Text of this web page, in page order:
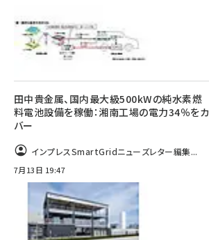
田中貴金属、国内最大級500kWの純水素燃
料電池設備を稼働：湘南工場の電力34％をカ
バー
インプレスSmartGridニューズレター編集...
7月13日 19:47